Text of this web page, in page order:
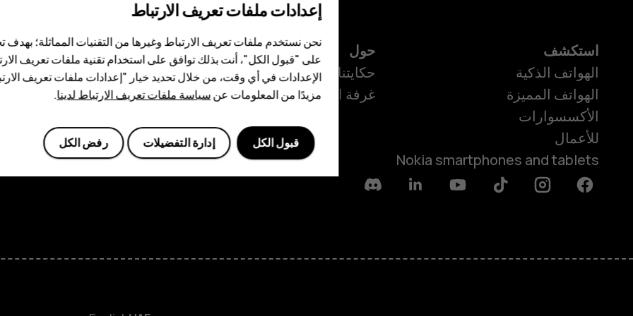
الهواتف الذكية
الهواتف
Terra M
استكشف
الهواتف الذكية
الهواتف المميزة
الأكسسوارات
للأعمال
Nokia smartphones and tablets
حول
حكايتنا
غرفة الأخبار
Planet and people
الاستدامة
الأمان والخصوصية
Facebook
Instagram
Tiktok
Youtube
Linkedin
Discord
إعدادات ملفات تعريف الارتباط
نحن نستخدم ملفات تعريف الارتباط وغيرها من التقنيات المماثلة؛
على "قبول الكل"، أنت بذلك توافق على استخدام تقنية ملفات تعريف
الإعدادات في أي وقت، من خلال تحديد خيار "إعدادات ملفات تعريف
مزيدًا من المعلومات عنسياسة ملفات تعريف الارتباط لدينا.
رفض الكل إدارة التفضيلات قبول الكل